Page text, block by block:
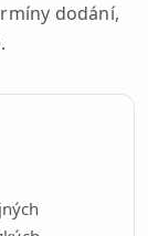
dodání,